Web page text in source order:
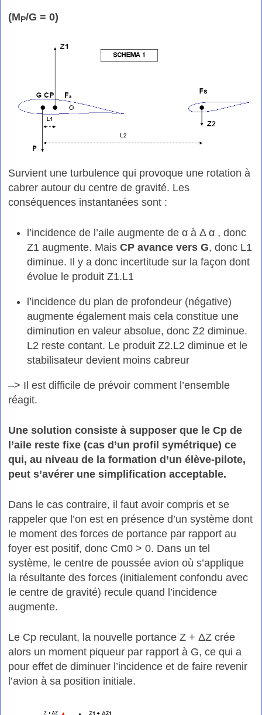
(M P/G = 0)
Survient une turbulence qui provoque une rotation à
cabrer autour du centre de gravité. Les
conséquences instantanées sont :
l’incidence de l’aile augmente de α à Δ α , donc
Z1 augmente. Mais CP avance vers G, donc L1
diminue. Il y a donc incertitude sur la façon dont
évolue le produit Z1.L1
l’incidence du plan de profondeur (négative)
augmente également mais cela constitue une
diminution en valeur absolue, donc Z2 diminue.
L2 reste contant. Le produit Z2.L2 diminue et le
stabilisateur devient moins cabreur
–> Il est difficile de prévoir comment l’ensemble
réagit.
Une solution consiste à supposer que le Cp de
l’aile reste fixe (cas d’un profil symétrique) ce
qui, au niveau de la formation d’un élève-pilote,
peut s’avérer une simplification acceptable.
Dans le cas contraire, il faut avoir compris et se
rappeler que l’on est en présence d’un système dont
le moment des forces de portance par rapport au
foyer est positif, donc Cm0 > 0. Dans un tel
système, le centre de poussée avion où s’applique
la résultante des forces (initialement confondu avec
le centre de gravité) recule quand l’incidence
augmente.
Le Cp reculant, la nouvelle portance Z + ΔZ crée
alors un moment piqueur par rapport à G, ce qui a
pour effet de diminuer l’incidence et de faire revenir
l’avion à sa position initiale.